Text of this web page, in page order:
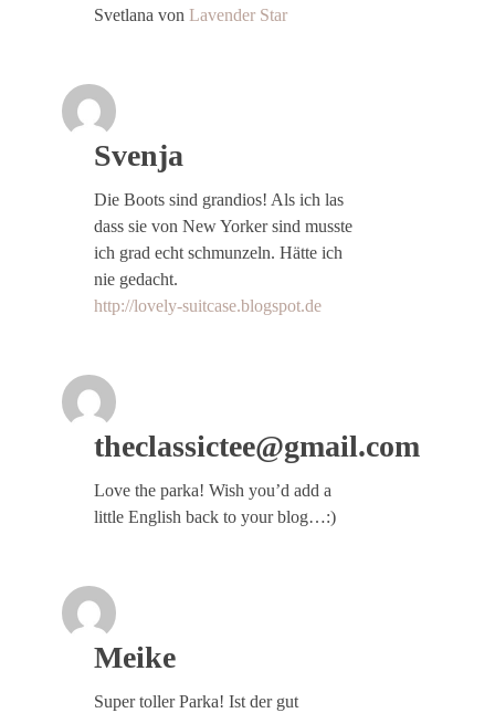
Svetlana von Lavender Star
Svenja
Die Boots sind grandios! Als ich las
dass sie von New Yorker sind musste
ich grad echt schmunzeln. Hätte ich
nie gedacht.
http://lovely-suitcase.blogspot.de
theclassictee@gmail.com
Love the parka! Wish you’d add a
little English back to your blog…:)
Meike
Super toller Parka! Ist der gut